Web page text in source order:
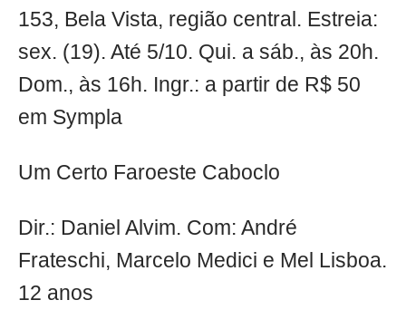
153, Bela Vista, região central. Estreia:
sex. (19). Até 5/10. Qui. a sáb., às 20h.
Dom., às 16h. Ingr.: a partir de R$ 50
em Sympla
Um Certo Faroeste Caboclo
Dir.: Daniel Alvim. Com: André
Frateschi, Marcelo Medici e Mel Lisboa.
12 anos